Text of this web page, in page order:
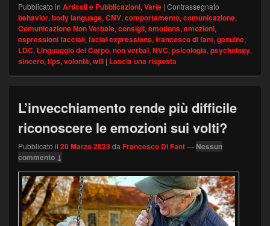
Pubblicato in Articoli e Pubblicazioni, Varie | Contrassegnato
behavior, body language, CNV, comportamento, comunicazione,
Comunicazione Non Verbale, consigli, emotions, emozioni,
espressioni facciali, facial expressions, francesco di fant, genuine,
LDC, Linguaggio del Corpo, non verbal, NVC, psicologia, psychology,
sincero, tips, volontà, will | Lascia una risposta
L’invecchiamento rende più difficile
riconoscere le emozioni sui volti?
Pubblicato il 20 Marzo 2023da Francesco Di Fant— Nessun
commento ↓